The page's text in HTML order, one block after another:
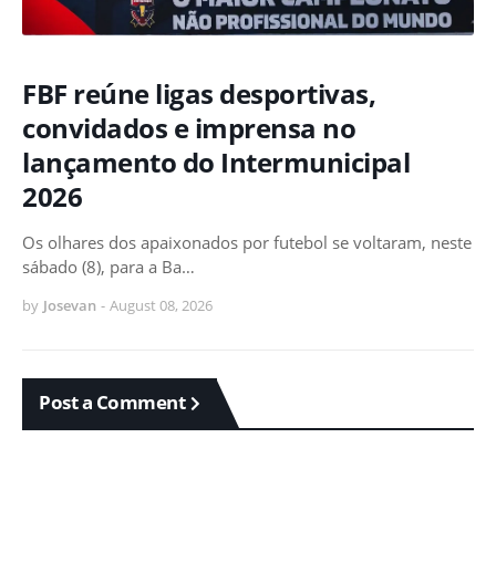
FBF reúne ligas desportivas,
convidados e imprensa no
lançamento do Intermunicipal
2026
Os olhares dos apaixonados por futebol se voltaram, neste
sábado (8), para a Ba…
by Josevan - August 08, 2026
Post a Comment